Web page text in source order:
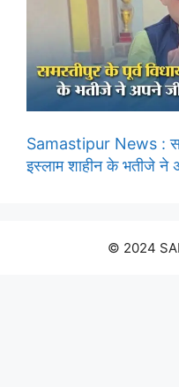
Samastipur News :
इस्लाम शाहीन के भतीजे ने
© 2024